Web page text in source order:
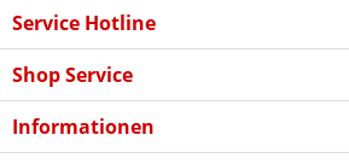
Service Hotline
Shop Service
Informationen